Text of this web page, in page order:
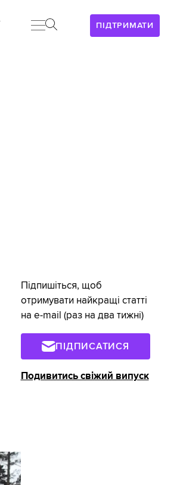
ПІДТРИМАТИ
Підпишіться, щоб
отримувати найкращі статті
на e-mail (раз на два тижні)
ПІДПИСАТИСЯ
Подивитись свіжий випуск